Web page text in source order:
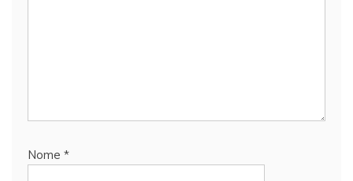
Nome *